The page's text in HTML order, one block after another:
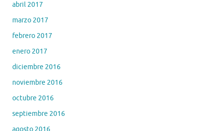
abril 2017
marzo 2017
febrero 2017
enero 2017
diciembre 2016
noviembre 2016
octubre 2016
septiembre 2016
agosto 2016